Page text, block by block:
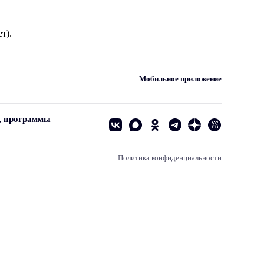
Мобильное приложение
программы
Политика конфиденциальности